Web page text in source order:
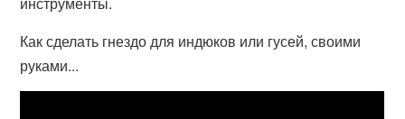
Как сделать гнездо для индюков или гусей, своими
руками...